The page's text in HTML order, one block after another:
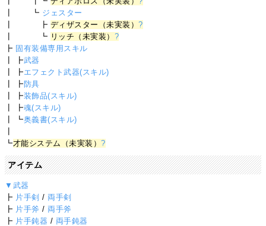
┃ ┗ ジェスター
┃ ┣ ディザスター（未実装）?
┃ ┗ リッチ（未実装） ?
┣ 固有装備専用スキル
┃ ┣武器
┃ ┣エフェクト武器(スキル)
┃ ┣防具
┃ ┣装飾品(スキル)
┃ ┣魂(スキル)
┃ ┗奥義書(スキル)
┗才能システム（未実装）?
アイテム
▼武器
┣ 片手剣 / 両手剣
┣ 片手斧 / 両手斧
┣ 片手鈍器 / 両手鈍器